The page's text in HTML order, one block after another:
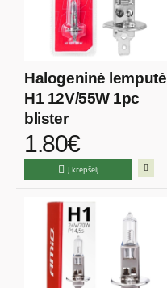
Halogeninė lemputė
H1 12V/55W 1pc
blister
1.80€
Į krepšelį